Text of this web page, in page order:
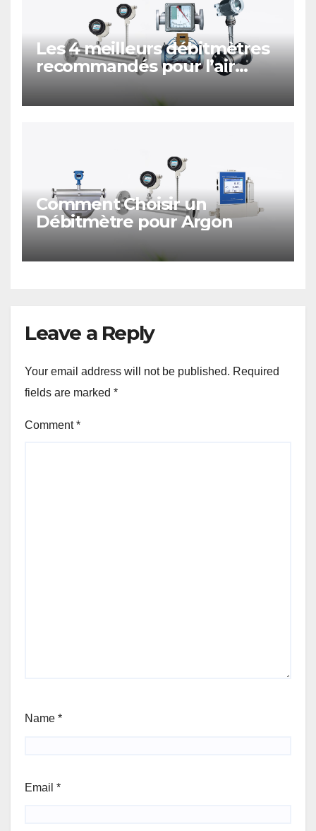
Les 4 meilleurs débitmètres
recommandés pour l’air
comprimé
Comment Choisir un
Débitmètre pour Argon
Leave a Reply
Your email address will not be published. Required
fields are marked *
Comment*
Name *
Email *